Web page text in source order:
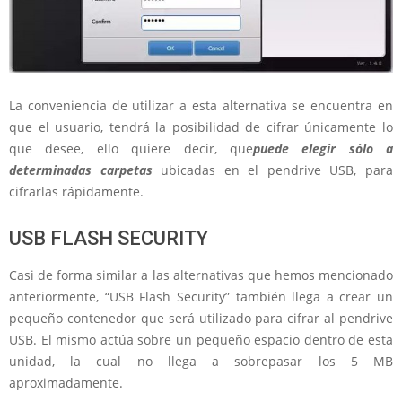
La conveniencia de utilizar a esta alternativa se encuentra en
que el usuario, tendrá la posibilidad de cifrar únicamente lo
que desee, ello quiere decir, quepuede elegir sólo a
determinadas carpetas ubicadas en el pendrive USB, para
cifrarlas rápidamente.
USB FLASH SECURITY
Casi de forma similar a las alternativas que hemos mencionado
anteriormente, “USB Flash Security” también llega a crear un
pequeño contenedor que será utilizado para cifrar al pendrive
USB. El mismo actúa sobre un pequeño espacio dentro de esta
unidad, la cual no llega a sobrepasar los 5 MB
aproximadamente.